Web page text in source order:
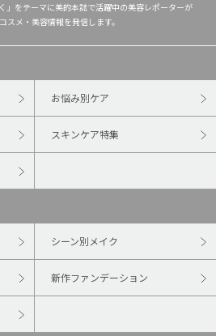
」をテーマに美的本誌で活躍中の美容レポーターが
スメ・美容情報を発信します。
お悩み別ケア
スキンケア特集
シーン別メイク
新作ファンデーション